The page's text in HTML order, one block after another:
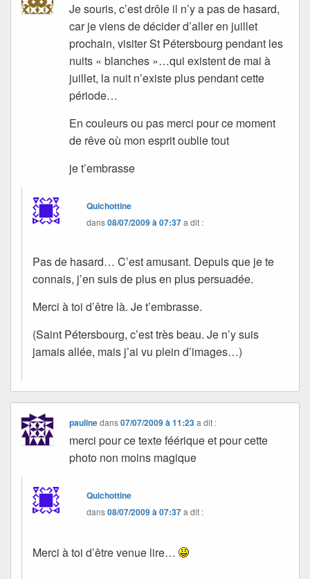
Je souris, c’est drôle il n’y a pas de hasard,
car je viens de décider d’aller en juillet
prochain, visiter St Pétersbourg pendant les
nuits « blanches »…qui existent de mai à
juillet, la nuit n’existe plus pendant cette
période…
En couleurs ou pas merci pour ce moment
de rêve où mon esprit oublie tout
je t’embrasse
Quichottine
dans08/07/2009 à 07:37a dit :
Pas de hasard… C’est amusant. Depuis que je te
connais, j’en suis de plus en plus persuadée.
Merci à toi d’être là. Je t’embrasse.
(Saint Pétersbourg, c’est très beau. Je n’y suis
jamais allée, mais j’ai vu plein d’images…)
paulinedans07/07/2009 à 11:23 a dit :
merci pour ce texte féérique et pour cette
photo non moins magique
Quichottine
dans08/07/2009 à 07:37a dit :
Merci à toi d’être venue lire…